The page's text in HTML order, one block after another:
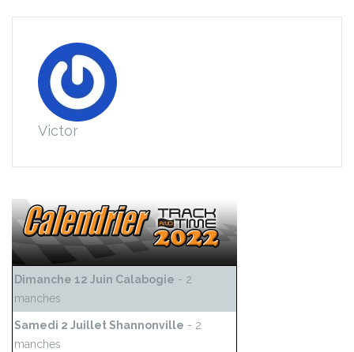
Victor
Dimanche 12 Juin Calabogie - 2
manches
Samedi 2 Juillet Shannonville - 2
manches